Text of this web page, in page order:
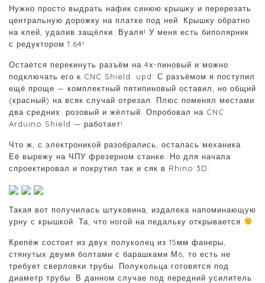
Нужно просто выдрать нафик синюю крышку и перерезать
центральную дорожку на платке под ней. Крышку обратно
на клей, удалив защёлки. Вуаля! У меня есть биполярник
с редуктором 1:64!
Остаётся перекинуть разъём на 4х-пиновый и можно
подключать его к CNC Shield. upd: С разъёмом я поступил
ещё проще — комплектный пятипиновый оставил, но общий
(красный) на всяк случай отрезал. Плюс поменял местами
два средних: розовый и жёлтый. Опробовал на CNC
Arduino Shield — работает!
Что ж, с электроникой разобрались, осталась механика.
Её вырежу на ЧПУ фрезерном станке. Но для начала
спроектировал и покрутил так и сяк в Rhino 3D:
Такая вот получилась штуковина, издалека напоминающую
урну с крышкой. Та, что ногой на педальку открывается
Крепёж состоит из двух полуколец из 15мм фанеры,
стянутых двумя болтами с барашками М6, то есть не
требует сверловки трубы. Полукольца готовятся под
диаметр трубы. В данном случае под передний усилитель